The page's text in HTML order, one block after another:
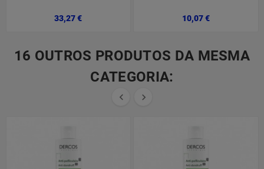
33,27 €Preço 10,07 €Preço
16 OUTROS PRODUTOS DA MESMA
CATEGORIA:
 